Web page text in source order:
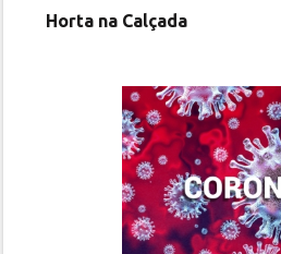
Horta na Calçada